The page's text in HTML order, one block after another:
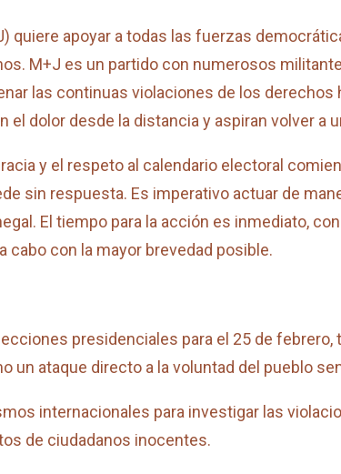
quiere apoyar a todas las fuerzas
M+J es un partido con numerosos
las continuas violaciones de los
dolor desde la distancia y aspiran volver a
y el respeto al calendario electoral
sin respuesta. Es imperativo actuar de
El tiempo para la acción es inmediato,
cabo con la mayor brevedad posible.
presidenciales para el 25 de
un ataque directo a la voluntad del pueblo
internacionales para investigar las
de ciudadanos inocentes.